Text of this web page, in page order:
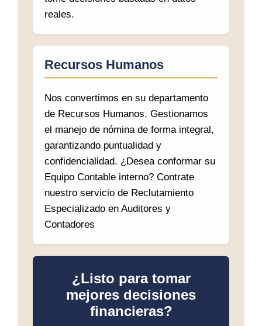
reales.
Recursos Humanos
Nos convertimos en su departamento
de Recursos Humanos. Gestionamos
el manejo de nómina de forma integral,
garantizando puntualidad y
confidencialidad. ¿Desea conformar su
Equipo Contable interno? Contrate
nuestro servicio de Reclutamiento
Especializado en Auditores y
Contadores
¿Listo para tomar
mejores decisiones
financieras?